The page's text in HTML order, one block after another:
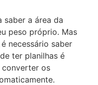
saber a área da
peso próprio. Mas
necessário saber
ter planilhas é
os